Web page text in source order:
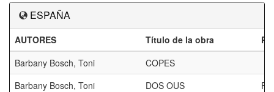
ESPAÑA
AUTORES Título de la obra
Barbany Bosch, Toni
COPES
Barbany Bosch, Toni
DOS OUS